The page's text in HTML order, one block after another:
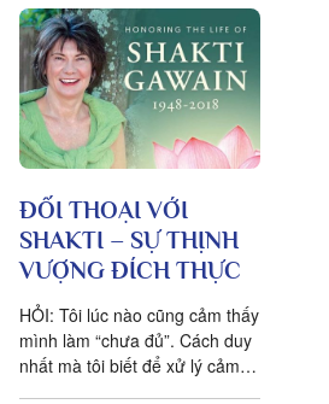
ĐỐI THOẠI VỚI
SHAKTI – SỰ THỊNH
VƯỢNG ĐÍCH THỰC
HỎI: Tôi lúc nào cũng cảm thấy
mình làm “chưa đủ”. Cách duy
nhất mà tôi biết để xử lý cảm